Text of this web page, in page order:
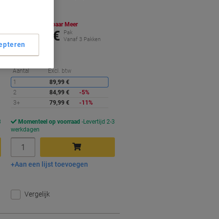
Bespaar Meer
79,99 €
Pak
Vanaf 3 Pakken
Aantal Excl. btw
1
89,99 €
2
84,99 €
-5%
3+
79,99 € -11%
Momenteel op voorraad
Levertijd 2-3
werkdagen
In winkelwagen
Aan een lijst toevoegen
Vergelijk